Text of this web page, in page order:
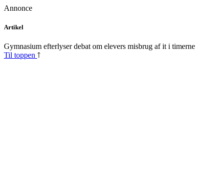
Annonce
Skip
content
Artikel
Gymnasium efterlyser debat om elevers misbrug af it i timerne
Til toppen